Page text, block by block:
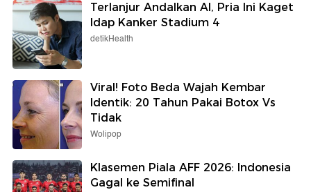
Terlanjur Andalkan AI, Pria Ini Kaget
Idap Kanker Stadium 4
detikHealth
Viral! Foto Beda Wajah Kembar
Identik: 20 Tahun Pakai Botox Vs
Tidak
Wolipop
Klasemen Piala AFF 2026: Indonesia
Gagal ke Semifinal